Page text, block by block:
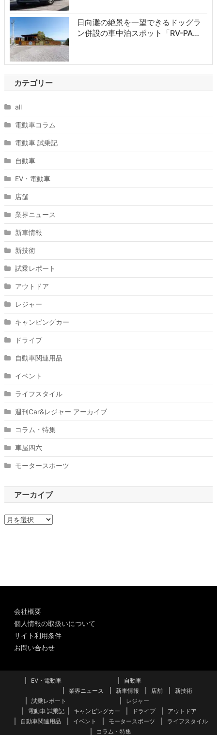
日向灘の絶景を一望できるドッグラ
ン併設の車中泊スポット「RV-PA…
カテゴリー
all
電動車コラム
電動車 試乗記
自動車
EV・電動車
店舗
業界ニュース
新車情報
新技術
試乗レポート
アウトドア
レジャー
キャンピングカー
ドライブ
自動車関連用品
イベント
ライフスタイル
週刊Car&レジャー アーカイブ
コラム・特集
車屋四六
モータースポーツ
アーカイブ
ア
会社概要
個人情報の取扱いについて
サイト利用条件
お問い合わせ
EV・電動車
自動車
業界ニュース
新車情報 店舗
新技術
試乗レポート
電動車 試乗記
レジャー
キャンピングカー
ドライブ
アウトドア
自動車関連用品
イベント モータースポーツ
ライフスタイル
コラム・特集